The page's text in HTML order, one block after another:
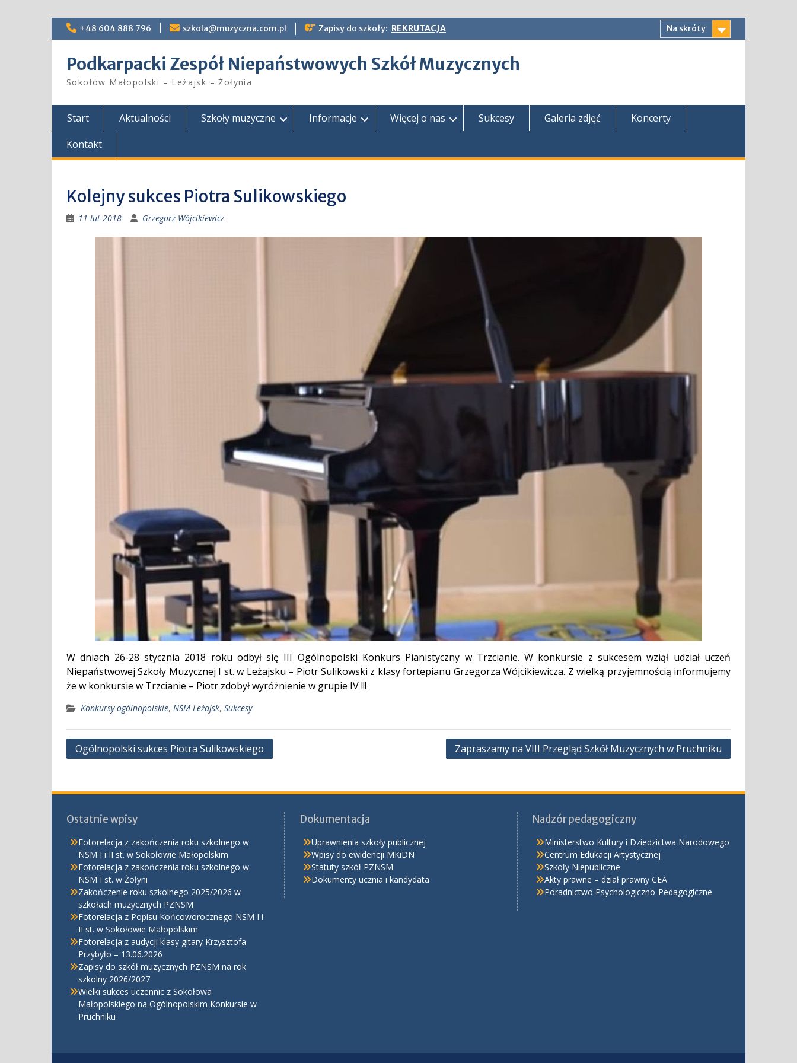
Skip
+48 604 888 796 szkola@muzyczna.com.pl Zapisy do szkoły: REKRUTACJA Na skróty
Podkarpacki Zespół Niepaństwowych Szkół Muzycznych
Sokołów Małopolski – Leżajsk – Żołynia
Start Aktualności Szkoły muzyczne Informacje Więcej o nas Sukcesy Galeria zdjęć
Koncerty
Kontakt
Kolejny sukces Piotra Sulikowskiego
11 lut 2018 Grzegorz Wójcikiewicz
W dniach 26-28 stycznia 2018 roku odbył się III Ogólnopolski Konkurs Pianistyczny w Trzcianie. W konkursie z sukcesem wziął udział uczeń
Niepaństwowej Szkoły Muzycznej I st. w Leżajsku – Piotr Sulikowski z klasy fortepianu Grzegorza Wójcikiewicza. Z wielką przyjemnością informujemy
że w konkursie w Trzcianie – Piotr zdobył wyróżnienie w grupie IV !!!
Konkursy ogólnopolskie, NSM Leżajsk, Sukcesy
Nawigacja
Ogólnopolski sukces Piotra Sulikowskiego Zapraszamy na VIII Przegląd Szkół Muzycznych w Pruchniku
Ostatnie wpisy
Fotorelacja z zakończenia roku szkolnego w
NSM I i II st. w Sokołowie Małopolskim
Fotorelacja z zakończenia roku szkolnego w
NSM I st. w Żołyni
Zakończenie roku szkolnego 2025/2026 w
szkołach muzycznych PZNSM
Fotorelacja z Popisu Końcoworocznego NSM I i
II st. w Sokołowie Małopolskim
Fotorelacja z audycji klasy gitary Krzysztofa
Przybyło – 13.06.2026
Zapisy do szkół muzycznych PZNSM na rok
szkolny 2026/2027
Wielki sukces uczennic z Sokołowa
Małopolskiego na Ogólnopolskim Konkursie w
Pruchniku
Dokumentacja
Uprawnienia szkoły publicznej
Wpisy do ewidencji MKiDN
Statuty szkół PZNSM
Dokumenty ucznia i kandydata
Nadzór pedagogiczny
Ministerstwo Kultury i Dziedzictwa Narodowego
Centrum Edukacji Artystycznej
Szkoły Niepubliczne
Akty prawne – dział prawny CEA
Poradnictwo Psychologiczno-Pedagogiczne